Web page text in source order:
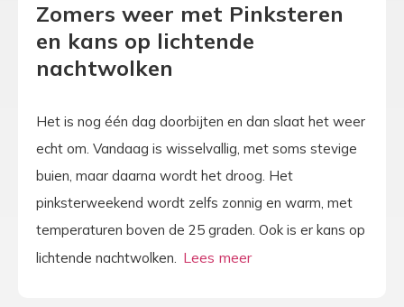
Zomers weer met Pinksteren
en kans op lichtende
nachtwolken
Het is nog één dag doorbijten en dan slaat het weer
echt om. Vandaag is wisselvallig, met soms stevige
buien, maar daarna wordt het droog. Het
pinksterweekend wordt zelfs zonnig en warm, met
temperaturen boven de 25 graden. Ook is er kans op
lichtende nachtwolken.